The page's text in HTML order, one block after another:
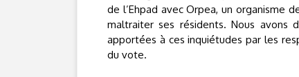
de l’Ehpad avec Orpea, un organisme
maltraiter ses résidents. Nous avons
apportées à ces inquiétudes par les
du vote.